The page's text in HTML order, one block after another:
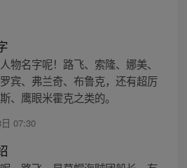
物名字呢！路飞、索隆、娜美、
宾、弗兰奇、布鲁克，还有超厉
、鹰眼米霍克之类的。
07:30